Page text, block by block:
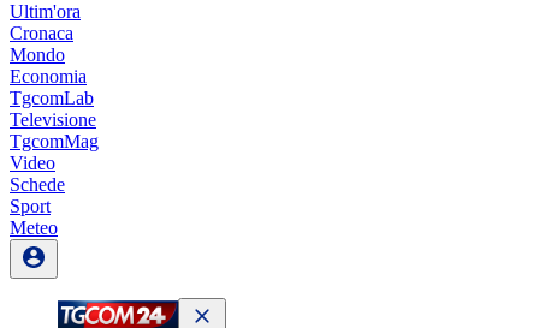
Ultim'ora
Cronaca
Mondo
Economia
TgcomLab
Televisione
TgcomMag
Video
Schede
Sport
Meteo